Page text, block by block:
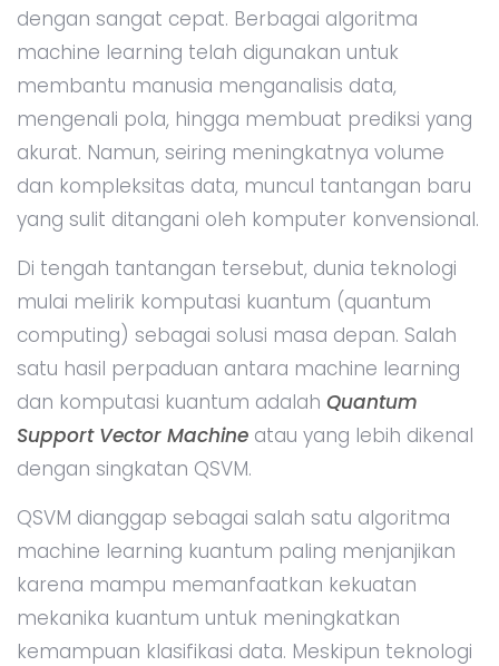
dengan sangat cepat. Berbagai algoritma
machine learning telah digunakan untuk
membantu manusia menganalisis data,
mengenali pola, hingga membuat prediksi yang
akurat. Namun, seiring meningkatnya volume
dan kompleksitas data, muncul tantangan baru
yang sulit ditangani oleh komputer konvensional.
Di tengah tantangan tersebut, dunia teknologi
mulai melirik komputasi kuantum (quantum
computing) sebagai solusi masa depan. Salah
satu hasil perpaduan antara machine learning
dan komputasi kuantum adalah Quantum
Support Vector Machine atau yang lebih dikenal
dengan singkatan QSVM.
QSVM dianggap sebagai salah satu algoritma
machine learning kuantum paling menjanjikan
karena mampu memanfaatkan kekuatan
mekanika kuantum untuk meningkatkan
kemampuan klasifikasi data. Meskipun teknologi